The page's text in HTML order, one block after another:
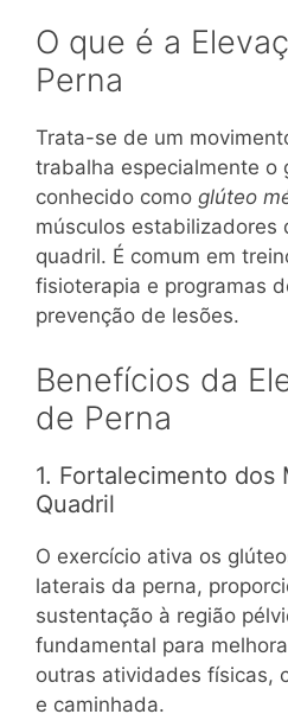
O que é a
Perna
Trata-se de um
trabalha especialmente o
conhecido como glúteo
músculos estabilizadores
quadril. É comum em
fisioterapia e programas
prevenção de lesões.
Benefícios da
de Perna
1. Fortalecimento dos
Quadril
O exercício ativa os
laterais da perna,
sustentação à região
fundamental para
outras atividades físicas,
e caminhada.